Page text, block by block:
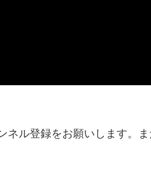
ネル登録をお願いします。